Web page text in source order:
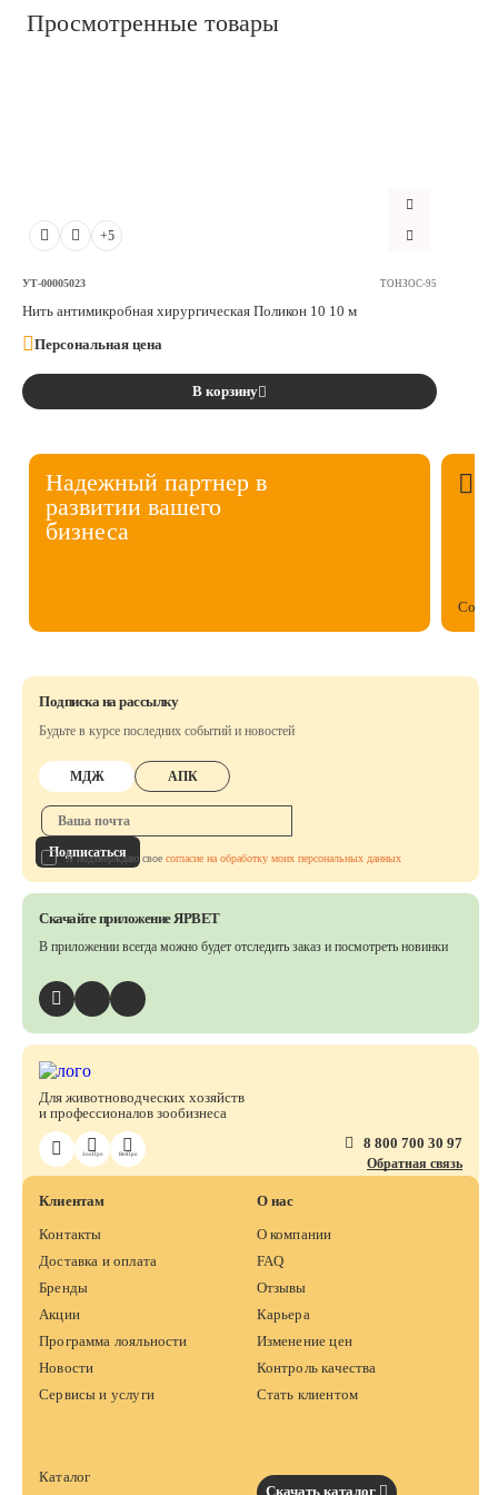
Просмотренные товары
+5
УТ-00005023 ТОНЗОС-95
Нить антимикробная хирургическая Поликон 10 10 м
Персональная цена
В корзину
Надежный партнер в
развитии вашего
бизнеса
ЗооПро ВетПро
Для животноводческих хозяйств
и профессионалов зообизнеса
8 800 700 30 97
Обратная связь
Клиентам
Контакты
Доставка и оплата
Бренды
Акции
Программа лояльности
Новости
Сервисы и услуги
О нас
О компании
FAQ
Отзывы
Карьера
Изменение цен
Контроль качества
Стать клиентом
Каталог
Скачать каталог
Подписка на рассылку
Будьте в курсе последних событий и новостей
МДЖ АПК
Подписаться
Я подтверждаю свое согласие на обработку моих персональных данных
Скачайте приложение ЯРВЕТ
В приложении всегда можно будет отследить заказ и посмотреть новинки